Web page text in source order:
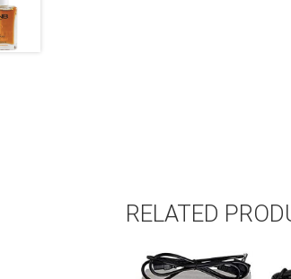
RELATED